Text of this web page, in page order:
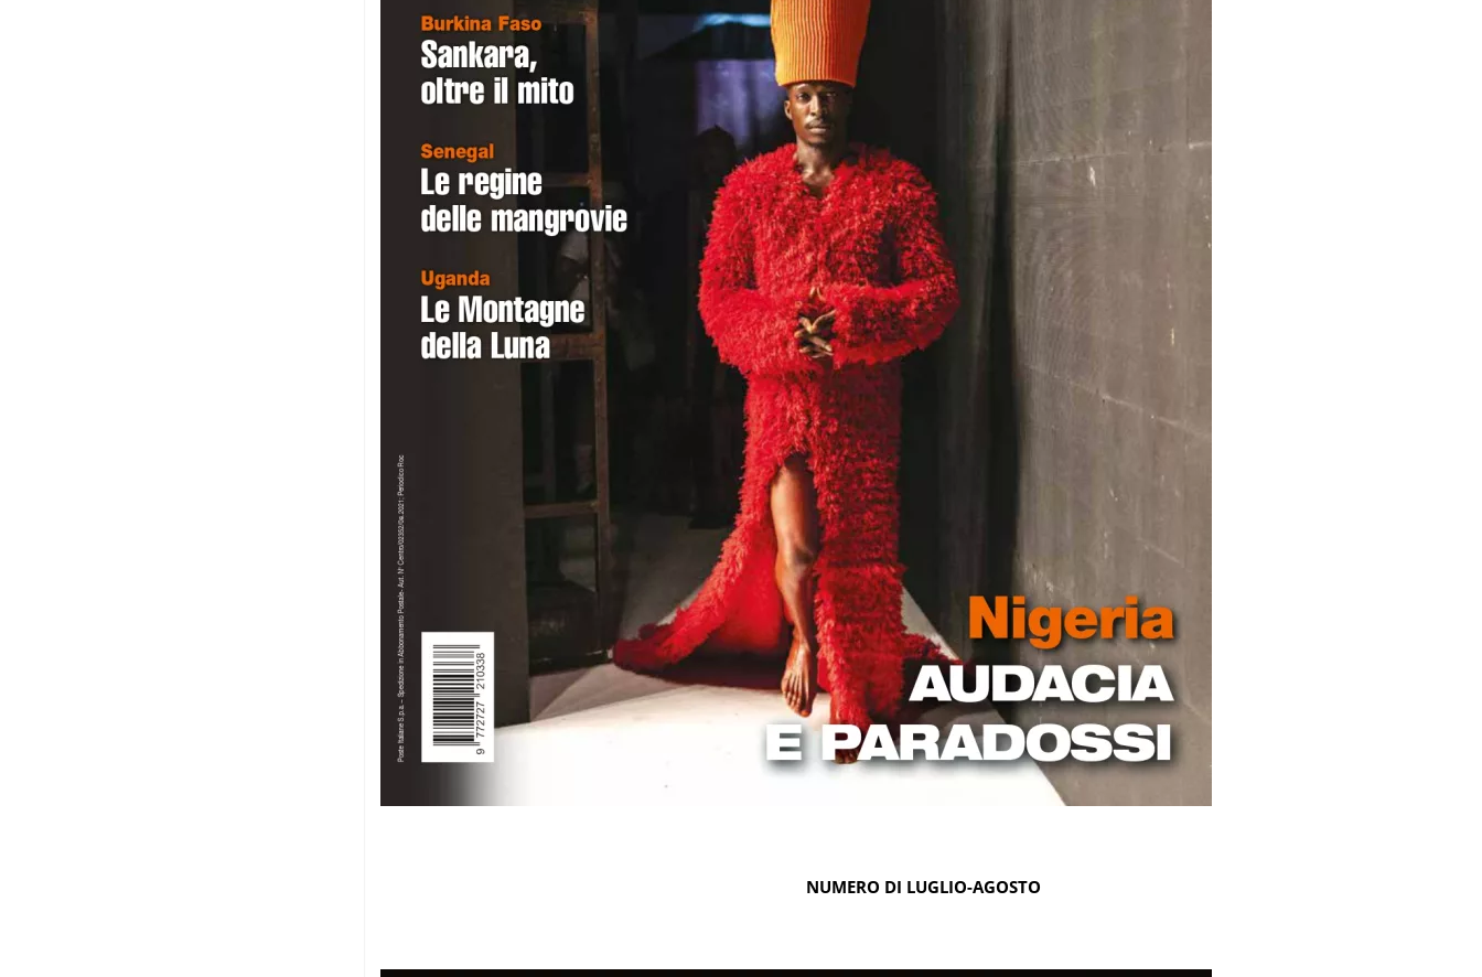
NUMERO DI LUGLIO-AGOSTO